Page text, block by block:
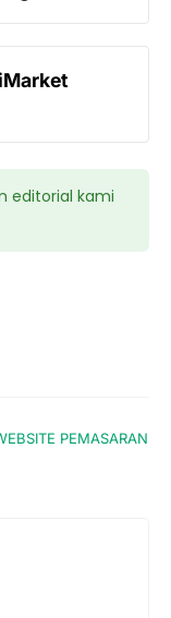
bagi klien
AI SEO untuk